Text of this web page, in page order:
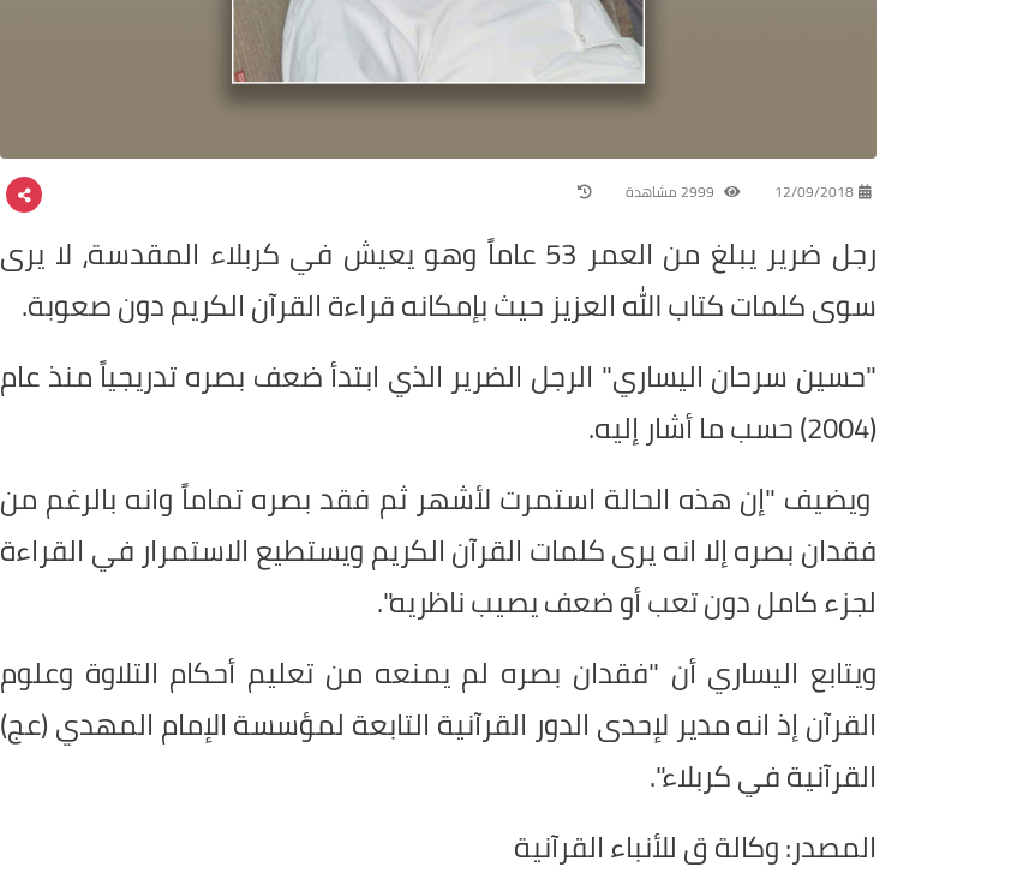
12/09/2018
رجل ضرير يبلغ من العمر 53 عاماً وهو يعيش في كربلاء المقدسة، لا يرى
سوى كلمات كتاب الله العزيز حيث بإمكانه قراءة القرآن الكريم دون صعوبة.
"حسين سرحان اليساري" الرجل الضرير الذي ابتدأ ضعف بصره تدريجياً منذ عام
(2004) حسب ما أشار إليه.
ويضيف "إن هذه الحالة استمرت لأشهر ثم فقد بصره تماماً وانه بالرغم من
فقدان بصره إلا انه يرى كلمات القرآن الكريم ويستطيع الاستمرار في القراءة
لجزء كامل دون تعب أو ضعف يصيب ناظريه".
ويتابع اليساري أن "فقدان بصره لم يمنعه من تعليم أحكام التلاوة وعلوم
القرآن إذ انه مدير لإحدى الدور القرآنية التابعة لمؤسسة الإمام المهدي (عج)
القرآنية في كربلاء".
المصدر: وكالة ق للأنباء القرآنية